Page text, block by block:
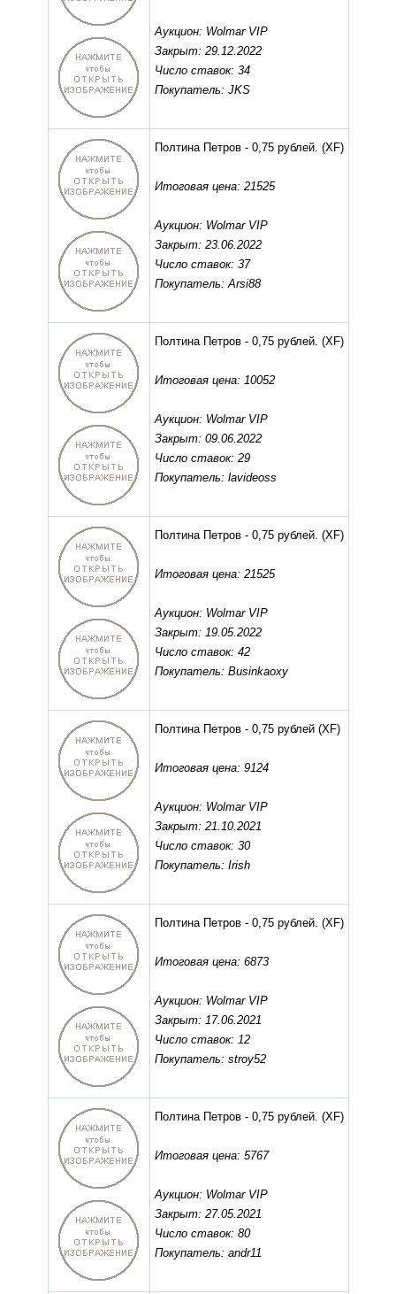
Аукцион: Wolmar VIP
Закрыт: 29.12.2022
Число ставок: 34
Покупатель: JKS
Полтина Петров - 0,75 рублей. (XF)
Итоговая цена: 21525
Аукцион: Wolmar VIP
Закрыт: 23.06.2022
Число ставок: 37
Покупатель: Arsi88
Полтина Петров - 0,75 рублей. (XF)
Итоговая цена: 10052
Аукцион: Wolmar VIP
Закрыт: 09.06.2022
Число ставок: 29
Покупатель: lavideoss
Полтина Петров - 0,75 рублей. (XF)
Итоговая цена: 21525
Аукцион: Wolmar VIP
Закрыт: 19.05.2022
Число ставок: 42
Покупатель: Businkaoxy
Полтина Петров - 0,75 рублей(XF)
Итоговая цена: 9124
Аукцион: Wolmar VIP
Закрыт: 21.10.2021
Число ставок: 30
Покупатель: Irish
Полтина Петров - 0,75 рублей. (XF)
Итоговая цена: 6873
Аукцион: Wolmar VIP
Закрыт: 17.06.2021
Число ставок: 12
Покупатель: stroy52
Полтина Петров - 0,75 рублей. (XF)
Итоговая цена: 5767
Аукцион: Wolmar VIP
Закрыт: 27.05.2021
Число ставок: 80
Покупатель: andr11